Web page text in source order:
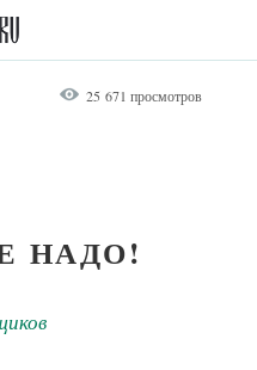
25 671 просмотров
НАДО!